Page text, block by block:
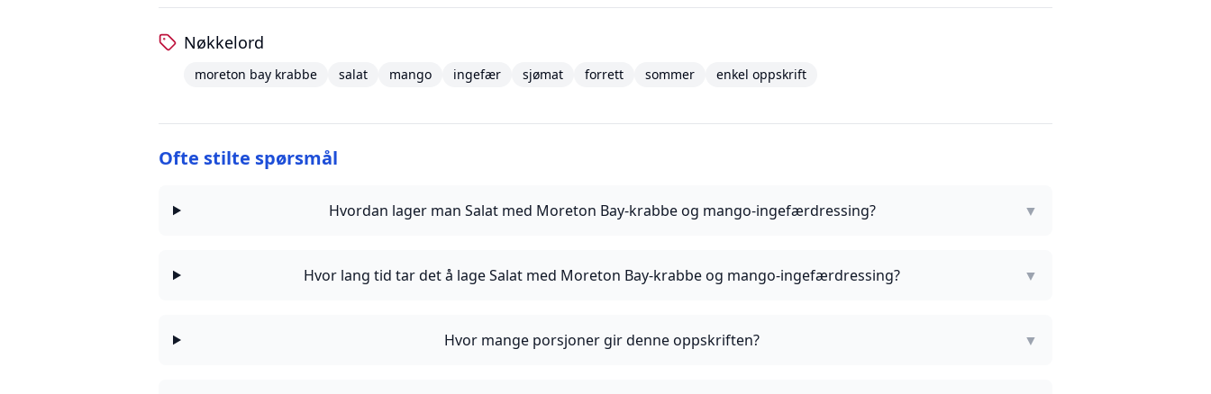
Nøkkelord
moreton bay krabbe salat mango ingefær sjømat forrett sommer enkel oppskrift
Ofte stilte spørsmål
Hvordan lager man Salat med Moreton Bay-krabbe og mango-ingefærdressing? ▼
Hvor lang tid tar det å lage Salat med Moreton Bay-krabbe og mango-ingefærdressing? ▼
Hvor mange porsjoner gir denne oppskriften? ▼